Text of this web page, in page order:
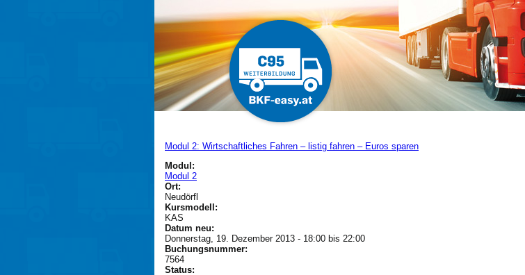
Modul 2: Wirtschaftliches Fahren – listig fahren – Euros sparen
Modul:
Modul 2
Ort:
Neudörfl
Kursmodell:
KAS
Datum neu:
Donnerstag, 19. Dezember 2013 - 18:00 bis 22:00
Buchungsnummer:
7564
Status: